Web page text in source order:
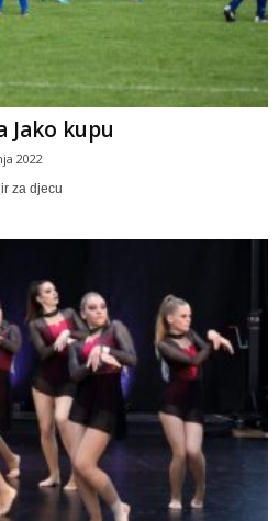
Jako kupu
2022
za djecu